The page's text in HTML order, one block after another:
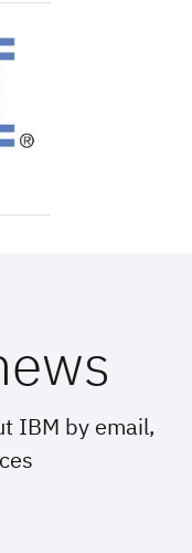
IBM by email,